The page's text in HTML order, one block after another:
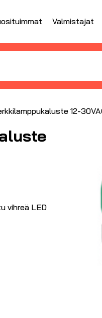
Valmistajat
12-
vihreä LED